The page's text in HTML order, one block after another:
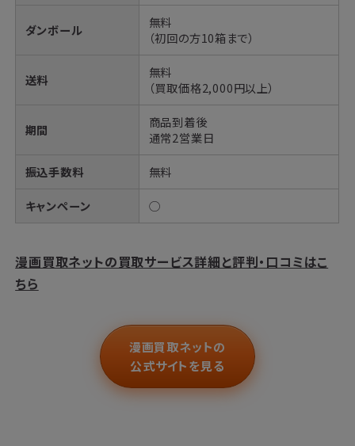
ダンボール
無料
（初回の方10箱まで）
送料
無料
（買取価格2,000円以上）
期間
商品到着後
通常2営業日
振込手数料 無料
キャンペーン ◯
漫画買取ネットの買取サービス詳細と評判・口コミはこ
ちら
漫画買取ネットの
公式サイトを見る